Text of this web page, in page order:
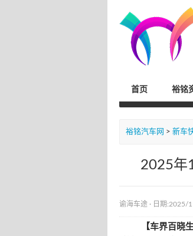
首页 裕铭
裕铭汽车网 > 新车
2025年
谕海车途 · 日期:2025/
【车界百晓